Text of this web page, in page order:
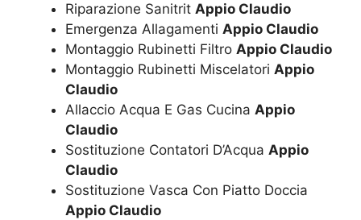
Riparazione Sanitrit Appio Claudio
Emergenza Allagamenti Appio Claudio
Montaggio Rubinetti Filtro Appio Claudio
Montaggio Rubinetti Miscelatori Appio
Claudio
Allaccio Acqua E Gas Cucina Appio
Claudio
Sostituzione Contatori D’Acqua Appio
Claudio
Sostituzione Vasca Con Piatto Doccia
Appio Claudio